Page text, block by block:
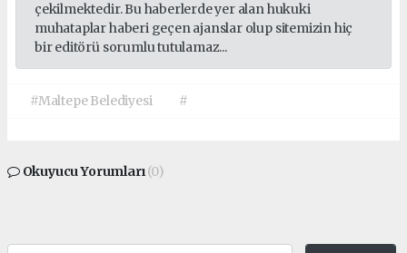
çekilmektedir. Bu haberlerde yer alan hukuki
muhataplar haberi geçen ajanslar olup sitemizin hiç
bir editörü sorumlu tutulamaz...
#Maltepe Belediyesi #
Okuyucu Yorumları(0)